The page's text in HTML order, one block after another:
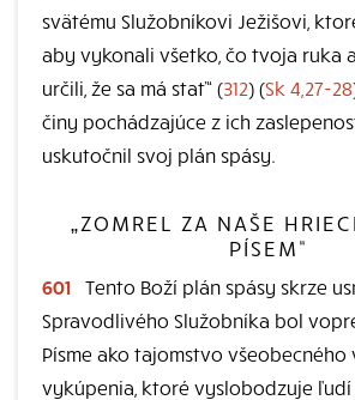
svätému Služobníkovi Ježišovi,
aby vykonali všetko, čo tvoja ruka
určili, že sa má stať“ (312) (Sk 4,27-28
činy pochádzajúce z ich
uskutočnil svoj plán spásy.
„ZOMREL ZA NAŠE
PÍSEM“
601 Tento Boží plán spásy skrze
Spravodlivého Služobníka bol
Písme ako tajomstvo všeobecného
vykúpenia, ktoré vyslobodzuje